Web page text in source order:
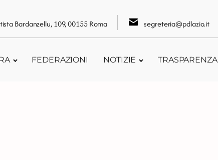
Bardanzellu, 109, 00155 Roma segreteria@pdlazio.it
FEDERAZIONI NOTIZIE TRASPARENZA